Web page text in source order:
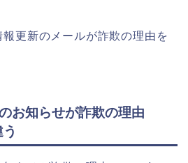
更新のメールが詐欺の理由を
お知らせが詐欺の理由